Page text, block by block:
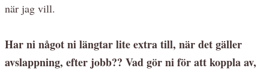
när jag vill.
Har ni något ni längtar lite extra till, när det gäller
avslappning, efter jobb?? Vad gör ni för att koppla av,